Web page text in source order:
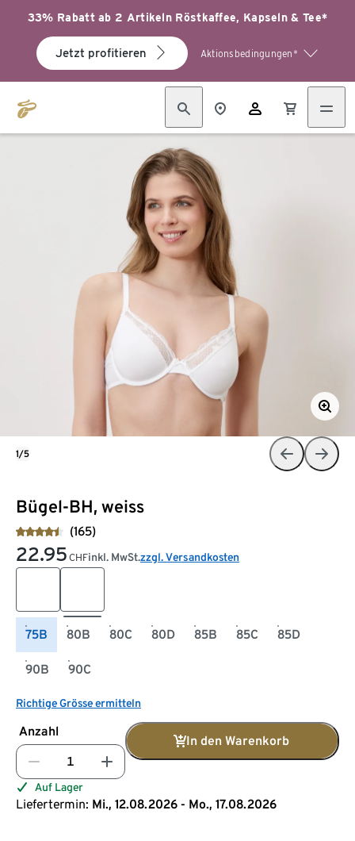
33% Rabatt ab 2 Artikeln Röstkaffee, Kapseln & Tee*
Jetzt profitieren Aktionsbedingungen*
Bügel-BH, weiss
(165)
22.95 CHFinkl. MwSt.zzgl. Versandkosten
75B 80B 80C 80D 85B 85C 85D
90B 90C
Richtige Grösse ermitteln
Anzahl
In den Warenkorb
Auf Lager
Liefertermin: Mi., 12.08.2026 - Mo., 17.08.2026
1/5